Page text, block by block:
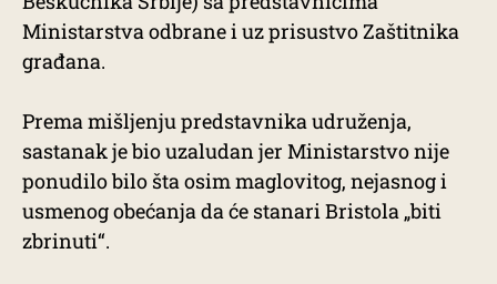
Ministarstva odbrane i uz prisustvo Zaštitnika
građana.
Prema mišljenju predstavnika udruženja,
sastanak je bio uzaludan jer Ministarstvo nije
ponudilo bilo šta osim maglovitog, nejasnog i
usmenog obećanja da će stanari Bristola „biti
zbrinuti“.